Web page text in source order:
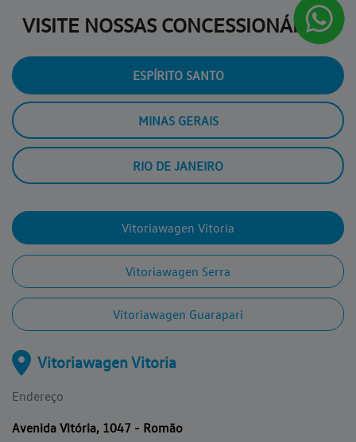
VISITE NOSSAS CONCESSIONÁRIAS
ESPÍRITO SANTO
MINAS GERAIS
RIO DE JANEIRO
Vitoriawagen Vitoria
Vitoriawagen Serra
Vitoriawagen Guarapari
Vitoriawagen Vitoria
Endereço
Avenida Vitória, 1047 - Romão